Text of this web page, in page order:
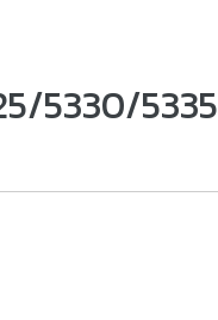
5330/5335